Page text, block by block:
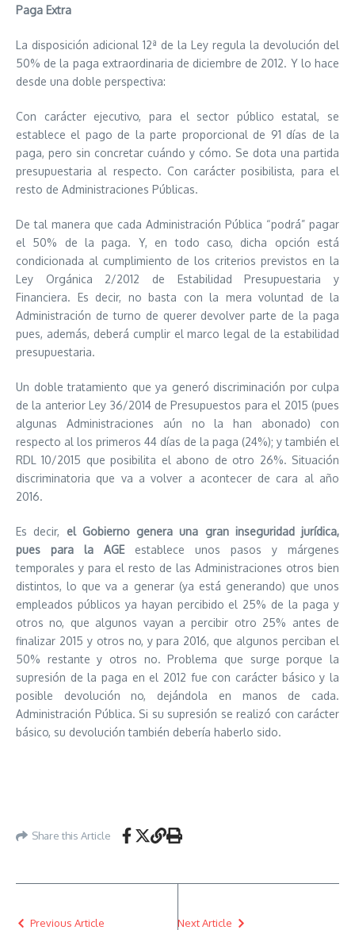
Paga Extra
La disposición adicional 12ª de la Ley regula la devolución del
50% de la paga extraordinaria de diciembre de 2012. Y lo hace
desde una doble perspectiva:
Con carácter ejecutivo, para el sector público estatal, se
establece el pago de la parte proporcional de 91 días de la
paga, pero sin concretar cuándo y cómo. Se dota una partida
presupuestaria al respecto. Con carácter posibilista, para el
resto de Administraciones Públicas.
De tal manera que cada Administración Pública “podrá” pagar
el 50% de la paga. Y, en todo caso, dicha opción está
condicionada al cumplimiento de los criterios previstos en la
Ley Orgánica 2/2012 de Estabilidad Presupuestaria y
Financiera. Es decir, no basta con la mera voluntad de la
Administración de turno de querer devolver parte de la paga
pues, además, deberá cumplir el marco legal de la estabilidad
presupuestaria.
Un doble tratamiento que ya generó discriminación por culpa
de la anterior Ley 36/2014 de Presupuestos para el 2015 (pues
algunas Administraciones aún no la han abonado) con
respecto al los primeros 44 días de la paga (24%); y también el
RDL 10/2015 que posibilita el abono de otro 26%. Situación
discriminatoria que va a volver a acontecer de cara al año
2016.
Es decir, el Gobierno genera una gran inseguridad jurídica,
pues para la AGE establece unos pasos y márgenes
temporales y para el resto de las Administraciones otros bien
distintos, lo que va a generar (ya está generando) que unos
empleados públicos ya hayan percibido el 25% de la paga y
otros no, que algunos vayan a percibir otro 25% antes de
finalizar 2015 y otros no, y para 2016, que algunos perciban el
50% restante y otros no. Problema que surge porque la
supresión de la paga en el 2012 fue con carácter básico y la
posible devolución no, dejándola en manos de cada.
Administración Pública. Si su supresión se realizó con carácter
básico, su devolución también debería haberlo sido.
Share this Article
Previous Article Next Article